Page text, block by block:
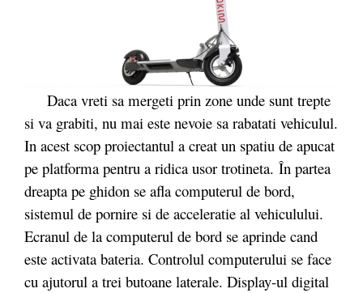
Daca vreti sa mergeti prin zone unde sunt trepte
si va grabiti, nu mai este nevoie sa rabatati vehiculul.
In acest scop proiectantul a creat un spatiu de apucat
pe platforma pentru a ridica usor trotineta. În partea
dreapta pe ghidon se afla computerul de bord,
sistemul de pornire si de acceleratie al vehiculului.
Ecranul de la computerul de bord se aprinde cand
este activata bateria. Controlul computerului se face
cu ajutorul a trei butoane laterale. Display-ul digital